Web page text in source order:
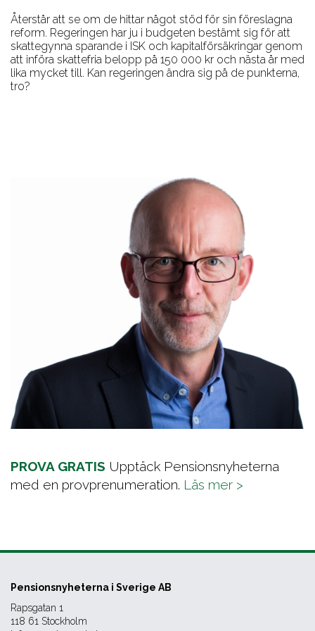
Återstår att se om de hittar något stöd för sin föreslagna
reform. Regeringen har ju i budgeten bestämt sig för att
skattegynna sparande i ISK och kapitalförsäkringar genom
att införa skattefria belopp på 150 000 kr och nästa år med
lika mycket till. Kan regeringen ändra sig på de punkterna,
tro?
PROVA GRATIS Upptäck Pensionsnyheterna
med en provprenumeration. Läs mer >
Pensionsnyheterna i Sverige AB
Rapsgatan 1
118 61 Stockholm